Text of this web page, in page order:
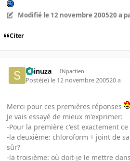
Modifié le 12 novembre 200520 a
Citer
Shinuza INpactien
Posté(e) le 12 novembre 200520 a
Merci pour ces premières réponses
Je vais essayé de mieux m'exprimer:
-Pour la première c'est exactement
-la deuxième: chloroform + joint de
sûr?
-la troisième: où doit-je le mettre